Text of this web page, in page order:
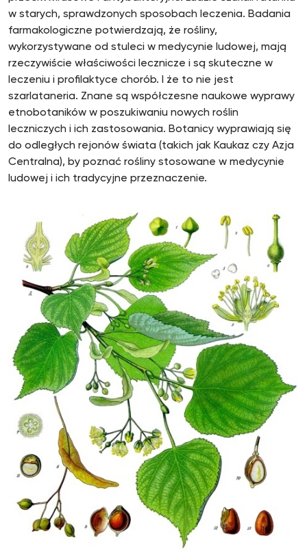
w starych, sprawdzonych sposobach leczenia. Badania
farmakologiczne potwierdzają, że rośliny,
wykorzystywane od stuleci w medycynie ludowej, mają
rzeczywiście właściwości lecznicze i są skuteczne w
leczeniu i profilaktyce chorób. I że to nie jest
szarlataneria. Znane są współczesne naukowe wyprawy
etnobotaników w poszukiwaniu nowych roślin
leczniczych i ich zastosowania. Botanicy wyprawiają się
do odległych rejonów świata (takich jak Kaukaz czy Azja
Centralna), by poznać rośliny stosowane w medycynie
ludowej i ich tradycyjne przeznaczenie.